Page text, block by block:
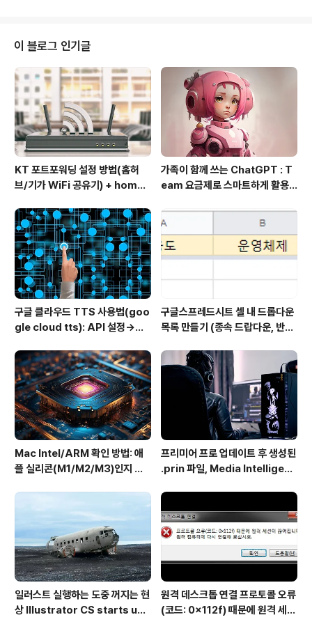
다. 내가 배운바로는 디버깅이란 틀린 철자나 부주의한 실수를 잡아내는 최후의
과정에 속했다. 그러나 내가 일한 방식대로라면 프로그래밍 자체가 완벽한 디버
깅으로 이루어져 있다. 내가 ..
이 블로그 인기글
KT 포트포워딩 설정 방법(홈허
브/기가 WiFi 공유기) + homeh
가족이 함께 쓰는 ChatGPT : T
eam 요금제로 스마트하게 활용
구글 클라우드 TTS 사용법(goo
gle cloud tts): API 설정→음
구글스프레드시트 셀 내 드롭다운
목록 만들기 (종속 드랍다운, 반응
pulating a dropdown cell b
ased on values in another
dropdown cell
Mac Intel/ARM 확인 방법: 애
플 실리콘(M1/M2/M3)인지 인
프리미어 프로 업데이트 후 생성된
.prin 파일, Media Intelligenc
일러스트 실행하는 도중 꺼지는 현
상 Illustrator CS starts up
원격 데스크톱 연결 프로토콜 오류
(코드: 0x112f) 때문에 원격 세션